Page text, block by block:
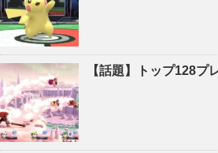
【話題】トップ128プ